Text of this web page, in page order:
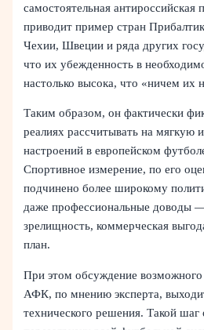
самостоятельная
приводит пример стран
Чехии, Швеции и ряда других
что их убежденность в
настолько высока, что «ничем их
Таким образом, он фактически
реалиях рассчитывать на мягкую
настроений в европейском
Спортивное измерение, по его
подчинено более широкому
даже профессиональные доводы
зрелищность, коммерческая
план.
При этом обсуждение возможного
АФК, по мнению эксперта,
технического решения. Такой шаг